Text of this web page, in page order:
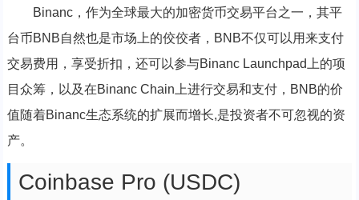
Binanc，作为全球最大的加密货币交易平台之一，其平
台币BNB自然也是市场上的佼佼者，BNB不仅可以用来支付
交易费用，享受折扣，还可以参与Binanc Launchpad上的项
目众筹，以及在Binanc Chain上进行交易和支付，BNB的价
值随着Binanc生态系统的扩展而增长,是投资者不可忽视的资
产。
Coinbase Pro (USDC)